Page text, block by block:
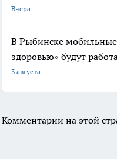
Вчера
В Рыбинске
здоровью» будут
3 августа
Комментарии на этой